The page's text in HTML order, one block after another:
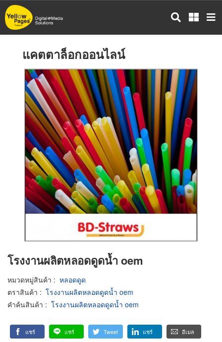
ข้าม
ไป
แคตตาล็อกออนไลน์
โรงงานผลิตหลอดดูดน้ำ oem
หมวดหมู่สินค้า : หลอดดูด
ตราสินค้า : โรงงานผลิตหลอดดูดน้ำ oem
คำค้นสินค้า : โรงงานผลิตหลอดดูดน้ำ oem
แชร์ แชร์ Tweet แชร์ อีเมล